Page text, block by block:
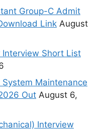
Group-C Admit
Link August
Interview Short List
System Maintenance
Out August 6,
Interview